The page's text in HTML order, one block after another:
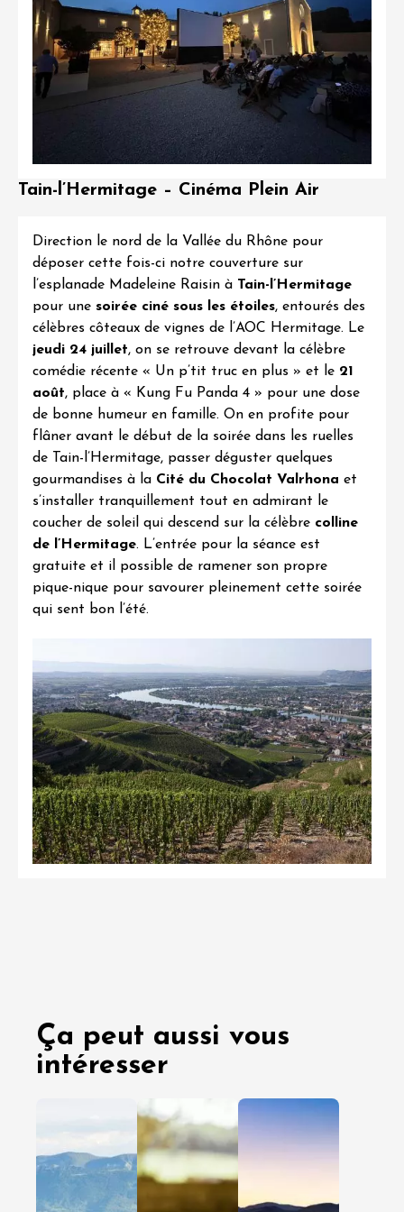
Tain-l’Hermitage – Cinéma Plein Air
Direction le nord de la Vallée du Rhône pour
déposer cette fois-ci notre couverture sur
l’esplanade Madeleine Raisin à Tain-l’Hermitage
pour une soirée ciné sous les étoiles, entourés des
célèbres côteaux de vignes de l’AOC Hermitage. Le
jeudi 24 juillet, on se retrouve devant la célèbre
comédie récente « Un p’tit truc en plus » et le 21
août, place à « Kung Fu Panda 4 » pour une dose
de bonne humeur en famille. On en profite pour
flâner avant le début de la soirée dans les ruelles
de Tain-l’Hermitage, passer déguster quelques
gourmandises à la Cité du Chocolat Valrhona et
s’installer tranquillement tout en admirant le
coucher de soleil qui descend sur la célèbre colline
de l’Hermitage. L’entrée pour la séance est
gratuite et il possible de ramener son propre
pique-nique pour savourer pleinement cette soirée
qui sent bon l’été.
Ça peut aussi vous
intéresser
03 août
2026
En amoureux
Entre amis